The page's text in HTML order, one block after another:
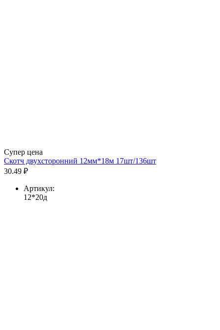
Супер цена
Скотч двухсторонний 12мм*18м 17шт/136шт
30.49 ₽
Артикул:
12*20д